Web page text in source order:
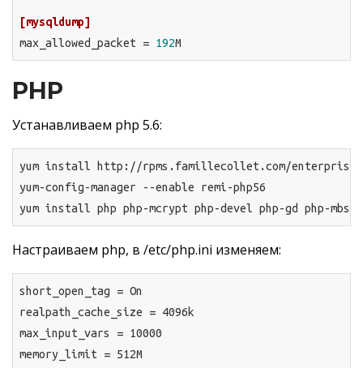
[mysqldump]
max_allowed_packet = 192M
PHP
Устанавливаем php 5.6:
yum install http://rpms.famillecollet.com/enterprise/
yum-config-manager --enable remi-php56
yum install php php-mcrypt php-devel php-gd php-
Настраиваем php, в /etc/php.ini изменяем:
short_open_tag
realpath_cache_size
max_input_vars
memory_limit